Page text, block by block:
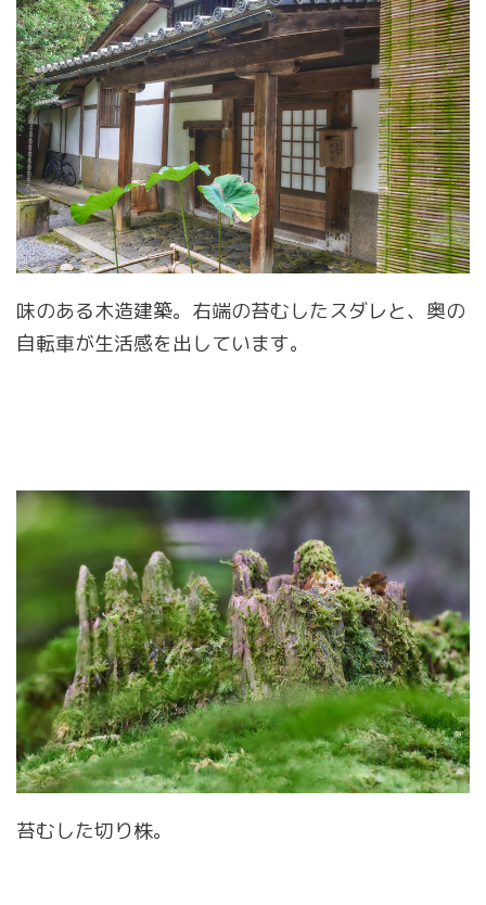
味のある木造建築。右端の苔むしたスダレと、奥の
自転車が生活感を出しています。
苔むした切り株。